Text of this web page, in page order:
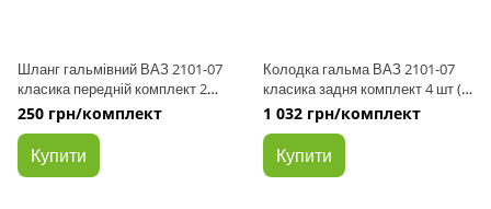
Шланг гальмівний ВАЗ 2101-07
класика передній комплект 2шт
(аналог)
250 грн/комплект
Купити
Колодка гальма ВАЗ 2101-07
класика задня комплект 4 шт (в-
во ЕзАТІ, м Єгорьєвськ)
1 032 грн/комплект
Купити